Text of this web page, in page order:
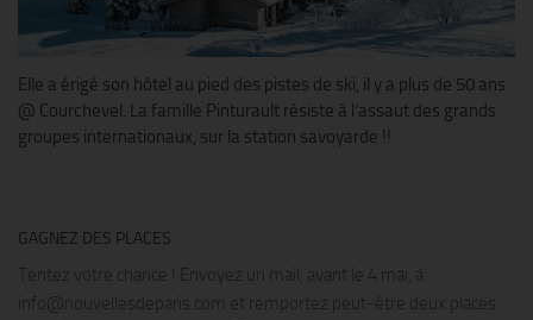
Elle a érigé son hôtel au pied des pistes de ski, il y a plus de 50 ans
@ Courchevel. La famille Pinturault résiste à l’assaut des grands
groupes internationaux, sur la station savoyarde !!
GAGNEZ DES PLACES
Tentez votre chance ! Envoyez un mail, avant le 4 mai, à
info@nouvellesdeparis.com et remportez peut-être deux places